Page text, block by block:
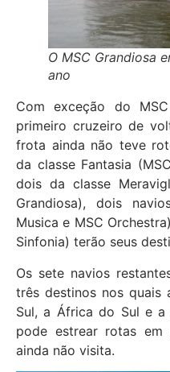
O MSC Grandiosa
ano
Com exceção do
primeiro cruzeiro de
frota ainda não teve
da classe Fantasia
dois da classe
Grandiosa), dois
Musica e MSC
Sinfonia) terão seus
Os sete navios
três destinos nos quais
Sul, a África do Sul e a
pode estrear rotas
ainda não visita.